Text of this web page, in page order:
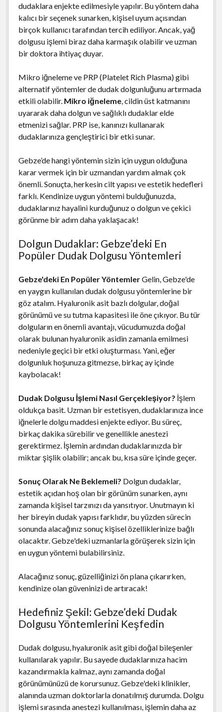
dudaklara enjekte edilmesiyle yapılır. Bu yöntem daha
kalıcı bir seçenek sunarken, kişisel uyum açısından
birçok kullanıcı tarafından tercih ediliyor. Ancak, yağ
dolgusu işlemi biraz daha karmaşık olabilir ve uzman
bir doktora ihtiyaç duyar.
Mikro iğneleme ve PRP (Platelet Rich Plasma) gibi
alternatif yöntemler de dudak dolgunluğunu artırmada
etkili olabilir. Mikro iğneleme, cildin üst katmanını
uyararak daha dolgun ve sağlıklı dudaklar elde
etmenizi sağlar. PRP ise, kanınızı kullanarak
dudaklarınıza gençleştirici bir etki sunar.
Gebze’de hangi yöntemin sizin için uygun olduğuna
karar vermek için bir uzmandan yardım almak çok
önemli. Sonuçta, herkesin cilt yapısı ve estetik hedefleri
farklı. Kendinize uygun yöntemi bulduğunuzda,
dudaklarınız hayalini kurduğunuz o dolgun ve çekici
görünme bir adım daha yaklaşacak!
Dolgun Dudaklar: Gebze’deki En
Popüler Dudak Dolgusu Yöntemleri
Gebze'deki En Popüler YöntemlerGelin, Gebze'de
en yaygın kullanılan dudak dolgusu yöntemlerine bir
göz atalım. Hyaluronik asit bazlı dolgular, doğal
görünümü ve su tutma kapasitesi ile öne çıkıyor. Bu tür
dolguların en önemli avantajı, vücudumuzda doğal
olarak bulunan hyaluronik asidin zamanla emilmesi
nedeniyle geçici bir etki oluşturması. Yani, eğer
dolgunluk hoşunuza gitmezse, birkaç ay içinde
kaybolacak!
Dudak Dolgusu İşlemi Nasıl Gerçekleşiyor? İşlem
oldukça basit. Uzman bir estetisyen, dudaklarınıza ince
iğnelerle dolgu maddesi enjekte ediyor. Bu süreç,
birkaç dakika sürebilir ve genellikle anestezi
gerektirmez. İşlemin ardından dudaklarınızda bir
miktar şişlik olabilir; ancak bu, kısa süre içinde geçer.
Sonuç Olarak Ne Beklemeli? Dolgun dudaklar,
estetik açıdan hoş olan bir görünüm sunarken, aynı
zamanda kişisel tarzınızı da yansıtıyor. Unutmayın ki
her bireyin dudak yapısı farklıdır, bu yüzden sürecin
sonunda alacağınız sonuç kişisel özelliklerinize bağlı
olacaktır. Gebze'deki uzmanlarla görüşerek sizin için
en uygun yöntemi bulabilirsiniz.
Alacağınız sonuç, güzelliğinizi ön plana çıkarırken,
kendinize olan güveninizi de artıracak!
Hedefiniz Şekil: Gebze’deki Dudak
Dolgusu Yöntemlerini Keşfedin
Dudak dolgusu, hyaluronik asit gibi doğal bileşenler
kullanılarak yapılır. Bu sayede dudaklarınıza hacim
kazandırmakla kalmaz, aynı zamanda doğal
görünümünüzü de korursunuz. Gebze'deki klinikler,
alanında uzman doktorlarla donatılmış durumda. Dolgu
işlemi sırasında anestezi kullanılması, işlemin daha az